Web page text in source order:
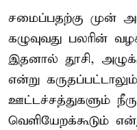
சமைப்பதற்கு முன்
கழுவுவது பலரின்
இதனால் தூசி,
என்று
ஊட்டச்சத்துகளும்
வெளியேறக்கூடும்